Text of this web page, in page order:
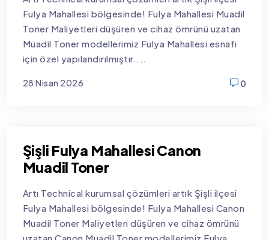
Fulya Mahallesi bölgesinde! Fulya Mahallesi Muadil
Toner Maliyetleri düşüren ve cihaz ömrünü uzatan
Muadil Toner modellerimiz Fulya Mahallesi esnafı
için özel yapılandırılmıştır....
28 Nisan 2026
0
Şişli Fulya Mahallesi Canon
Muadil Toner
Artı Technical kurumsal çözümleri artık Şişli ilçesi
Fulya Mahallesi bölgesinde! Fulya Mahallesi Canon
Muadil Toner Maliyetleri düşüren ve cihaz ömrünü